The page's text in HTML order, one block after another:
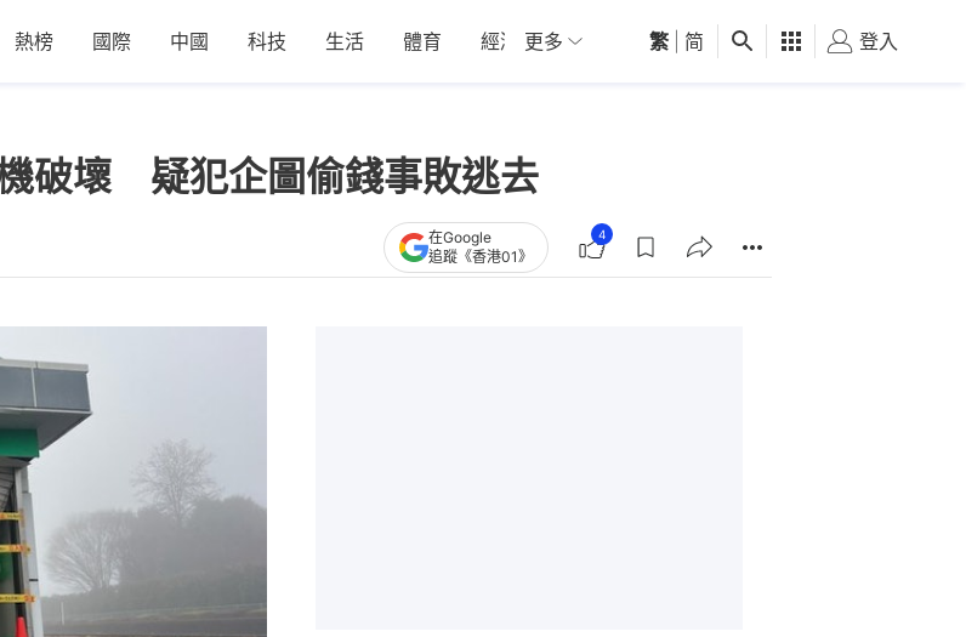
熱榜 國際 中國 科技 生活 體育 經濟 01深圳 觀點 健康 好食玩飛
更多 繁 简 登入
破壞 疑犯企圖偷錢事敗逃去
在Google
追蹤《香港01》
4